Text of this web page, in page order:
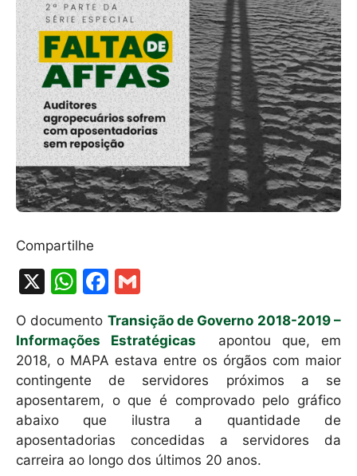
Compartilhe
X
W
at
s
A
p
p
F
a
c
e
b
o
o
k
m
ai
l
O documento Transição de Governo 2018-2019 –
Informações Estratégicas apontou que, em
2018, o MAPA estava entre os órgãos com maior
contingente de servidores próximos a se
aposentarem, o que é comprovado pelo gráfico
abaixo que ilustra a quantidade de
aposentadorias concedidas a servidores da
carreira ao longo dos últimos 20 anos.